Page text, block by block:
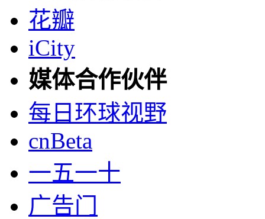
花瓣
iCity
媒体合作伙伴
每日环球视野
cnBeta
一五一十
广告门